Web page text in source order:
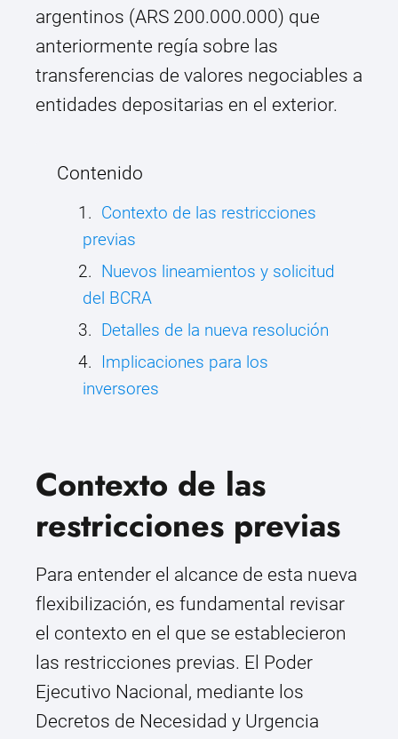
argentinos (ARS 200.000.000) que
anteriormente regía sobre las
transferencias de valores negociables a
entidades depositarias en el exterior.
Contenido
Contexto de las restricciones
previas
Nuevos lineamientos y solicitud
del BCRA
Detalles de la nueva resolución
Implicaciones para los
inversores
Contexto de las
restricciones previas
Para entender el alcance de esta nueva
flexibilización, es fundamental revisar
el contexto en el que se establecieron
las restricciones previas. El Poder
Ejecutivo Nacional, mediante los
Decretos de Necesidad y Urgencia